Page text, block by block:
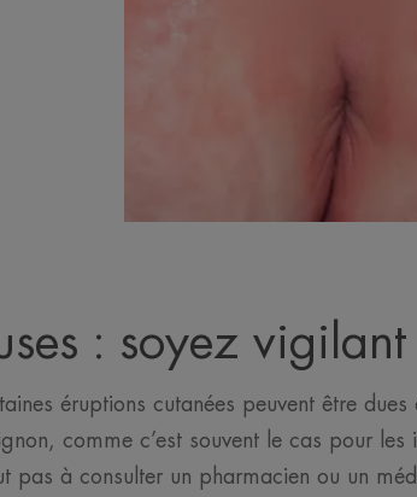
: soyez vigilant
éruptions cutanées peuvent être dues
comme c’est souvent le cas pour les
pas à consulter un pharmacien ou un